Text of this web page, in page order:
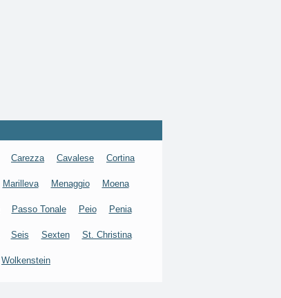
Carezza Cavalese Cortina
Marilleva Menaggio Moena
Passo Tonale Peio Penia
Seis Sexten St. Christina
Wolkenstein